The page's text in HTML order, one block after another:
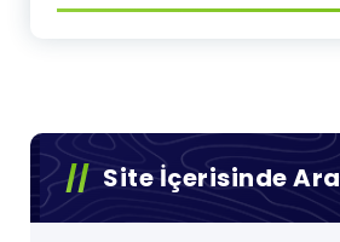
Site İçerisinde Ara